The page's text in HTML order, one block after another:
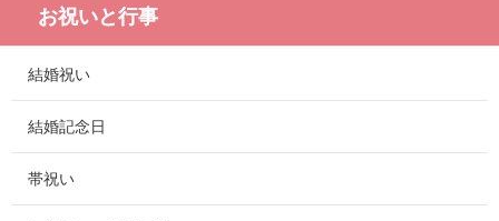
お祝いと行事
結婚祝い
結婚記念日
帯祝い